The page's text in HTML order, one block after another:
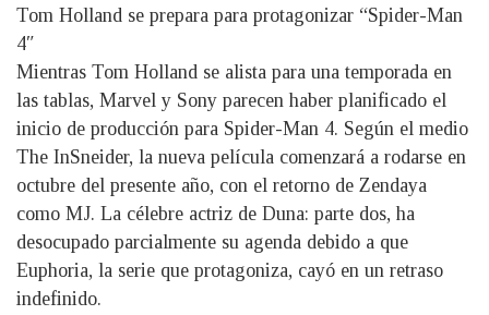
Tom Holland se prepara para protagonizar “Spider-Man
4″
Mientras Tom Holland se alista para una temporada en
las tablas, Marvel y Sony parecen haber planificado el
inicio de producción para Spider-Man 4. Según el medio
The InSneider, la nueva película comenzará a rodarse en
octubre del presente año, con el retorno de Zendaya
como MJ. La célebre actriz de Duna: parte dos, ha
desocupado parcialmente su agenda debido a que
Euphoria, la serie que protagoniza, cayó en un retraso
indefinido.